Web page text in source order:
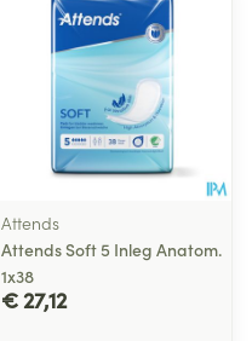
Attends
Attends Soft 5 Inleg Anatom.
1x38
€ 27,12